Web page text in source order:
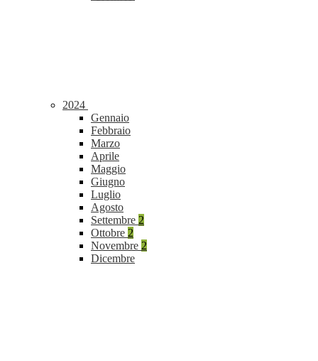
2024
Gennaio
Febbraio
Marzo
Aprile
Maggio
Giugno
Luglio
Agosto
Settembre 2
Ottobre 2
Novembre 2
Dicembre